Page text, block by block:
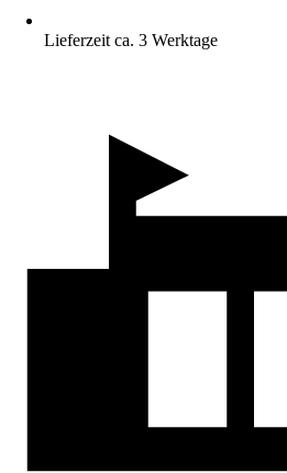
Lieferzeit ca. 3 Werktage